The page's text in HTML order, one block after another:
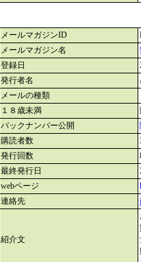
メールマガジンID
メールマガジン名
登録日
発行者名
メールの種類
１８歳未満
バックナンバー公開
購読者数
発行回数
最終発行日
webページ
連絡先
紹介文